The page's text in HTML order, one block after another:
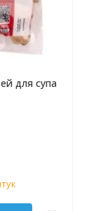
для супа